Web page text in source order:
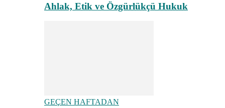
Ahlak, Etik ve Özgürlükçü Hukuk
GEÇEN HAFTADAN